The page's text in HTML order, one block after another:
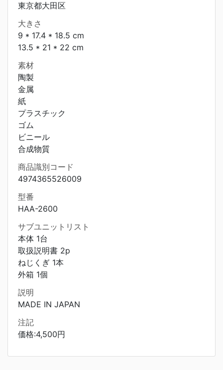
東京都大田区
大きさ
9 * 17.4 * 18.5 cm
13.5 * 21 * 22 cm
素材
陶製
金属
紙
プラスチック
ゴム
ビニール
合成物質
商品識別コード
4974365526009
型番
HAA-2600
サブユニットリスト
本体 1台
取扱説明書 2p
ねじくぎ 1本
外箱 1個
説明
MADE IN JAPAN
注記
価格:4,500円